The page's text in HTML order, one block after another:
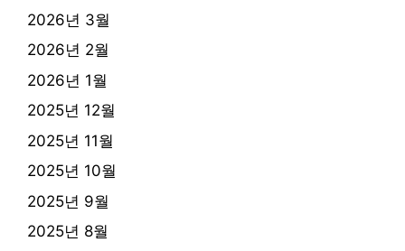
2026년 3월
2026년 2월
2026년 1월
2025년 12월
2025년 11월
2025년 10월
2025년 9월
2025년 8월